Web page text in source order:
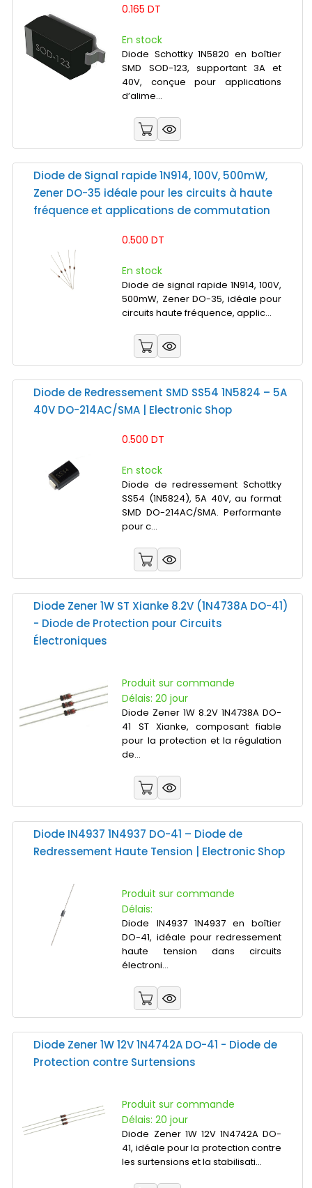
0.165 DT
En stock
Diode Schottky 1N5820 en boîtier
SMD SOD-123, supportant 3A et
40V, conçue pour applications
d’alime...
Diode de Signal rapide 1N914, 100V, 500mW,
Zener DO-35 idéale pour les circuits à haute
fréquence et applications de commutation
0.500 DT
En stock
Diode de signal rapide 1N914, 100V,
500mW, Zener DO-35, idéale pour
circuits haute fréquence, applic...
Diode de Redressement SMD SS54 1N5824 – 5A
40V DO-214AC/SMA | Electronic Shop
0.500 DT
En stock
Diode de redressement Schottky
SS54 (1N5824), 5A 40V, au format
SMD DO-214AC/SMA. Performante
pour c...
Diode Zener 1W ST Xianke 8.2V (1N4738A DO-41)
- Diode de Protection pour Circuits
Électroniques
Produit sur commande
Délais: 20 jour
Diode Zener 1W 8.2V 1N4738A DO-
41 ST Xianke, composant fiable
pour la protection et la régulation
de...
Diode IN4937 1N4937 DO-41 – Diode de
Redressement Haute Tension | Electronic Shop
Produit sur commande
Délais:
Diode IN4937 1N4937 en boîtier
DO-41, idéale pour redressement
haute tension dans circuits
électroni...
Diode Zener 1W 12V 1N4742A DO-41 - Diode de
Protection contre Surtensions
Produit sur commande
Délais: 20 jour
Diode Zener 1W 12V 1N4742A DO-
41, idéale pour la protection contre
les surtensions et la stabilisati...